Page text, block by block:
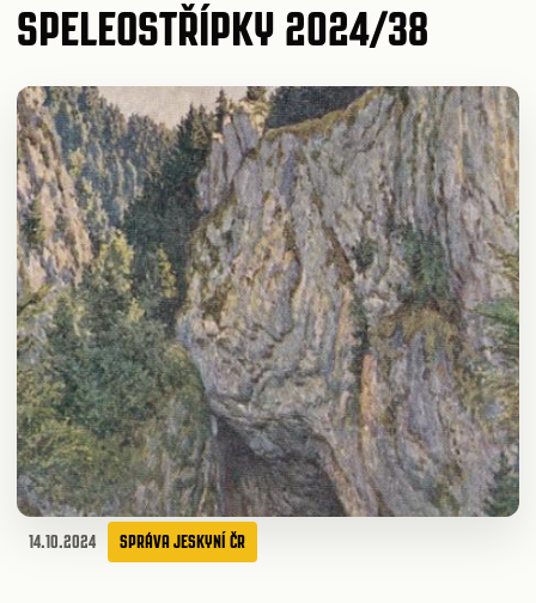
SPELEOSTŘÍPKY 2024/38
14.10.2024 SPRÁVA JESKYNÍ ČR